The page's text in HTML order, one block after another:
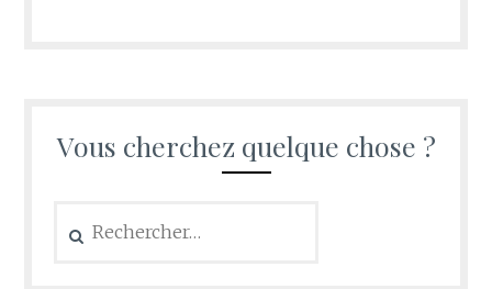
Vous cherchez quelque chose ?